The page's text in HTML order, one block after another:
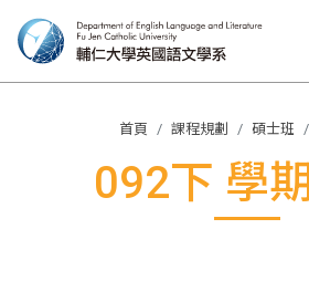
首頁 課程規劃 碩士班
092下 學